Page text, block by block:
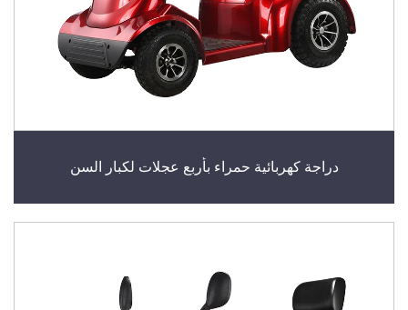
دراجة كهربائية حمراء بأربع عجلات لكبار السن